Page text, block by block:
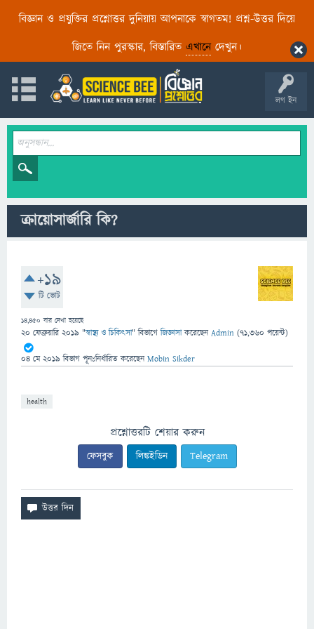
বিজ্ঞান ও প্রযুক্তির প্রশ্নোত্তর দুনিয়ায় আপনাকে স্বাগতম! প্রশ্ন-উত্তর দিয়ে
জিতে নিন পুরস্কার, বিস্তারিত এখানেদেখুন।
লগ ইন
ক্রায়োসার্জারি কি?
+19
টি ভোট
14,450 বার দেখা হয়েছে
20 ফেব্রুয়ারি 2019 "স্বাস্থ্য ও চিকিৎসা" বিভাগে জিজ্ঞাসাকরেছেনAdmin (71,360 পয়েন্ট)
04 মে 2019 বিভাগ পূনঃনির্ধারিত করেছেনMobin Sikder
health
প্রশ্নোত্তরটি শেয়ার করুন
ফেসবুক লিঙ্কইডিন Telegram